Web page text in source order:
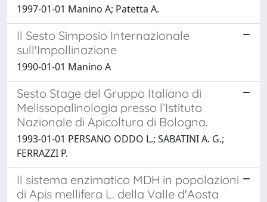
1997-01-01 Manino A; Patetta A.
Il Sesto Simposio Internazionale
sull'Impollinazione
1990-01-01 Manino A
Sesto Stage del Gruppo Italiano di
Melissopalinologia presso l’Istituto
Nazionale di Apicoltura di Bologna.
1993-01-01 PERSANO ODDO L.; SABATINI A. G.;
FERRAZZI P.
Il sistema enzimatico MDH in popolazioni
di Apis mellifera L. della Valle d'Aosta